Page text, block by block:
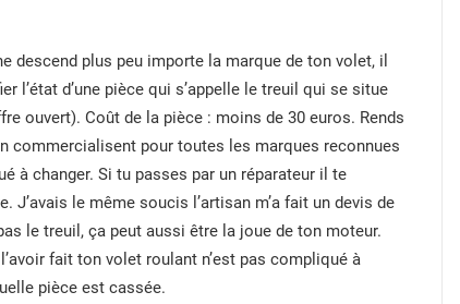
descend plus peu importe la marque de ton volet, il
l’état d’une pièce qui s’appelle le treuil qui se situe
ouvert). Coût de la pièce : moins de 30 euros. Rends
commercialisent pour toutes les marques reconnues
à changer. Si tu passes par un réparateur il te
J’avais le même soucis l’artisan m’a fait un devis de
le treuil, ça peut aussi être la joue de ton moteur.
fait ton volet roulant n’est pas compliqué à
pièce est cassée.